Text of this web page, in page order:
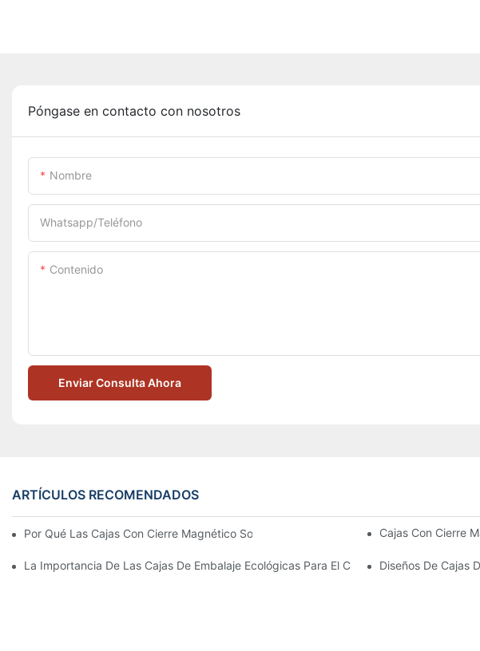
Póngase en contacto con nosotros
Nombre
Whatsapp/Teléfono
Contenido
Enviar Consulta Ahora
ARTÍCULOS RECOMENDADOS
Por Qué Las Cajas Con Cierre Magnético Son La Mejor Opción Para Un Embalaje
Cajas Con Cierre
La Importancia De Las Cajas De Embalaje Ecológicas Para El Cuidado De La Piel
Diseños De Cajas